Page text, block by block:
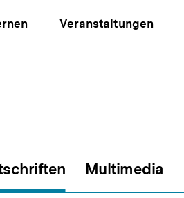
Veranstaltungen
Multimedia